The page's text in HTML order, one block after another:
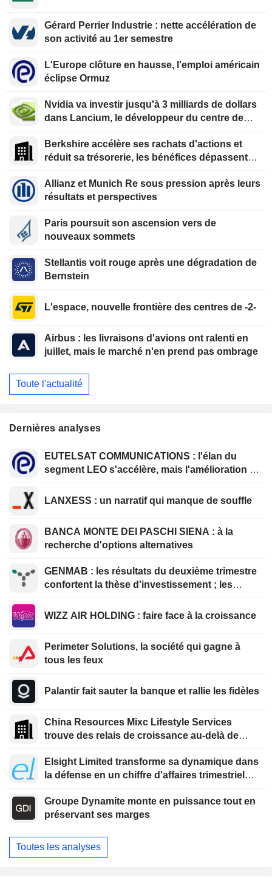
Gérard Perrier Industrie : nette accélération de
son activité au 1er semestre
L'Europe clôture en hausse, l'emploi américain
éclipse Ormuz
Nvidia va investir jusqu'à 3 milliards de dollars
dans Lancium, le développeur du centre de
Berkshire accélère ses rachats d'actions et
réduit sa trésorerie, les bénéfices dépassent
Allianz et Munich Re sous pression après leurs
résultats et perspectives
Paris poursuit son ascension vers de
nouveaux sommets
Stellantis voit rouge après une dégradation de
Bernstein
L'espace, nouvelle frontière des centres de -2-
Airbus : les livraisons d'avions ont ralenti en
juillet, mais le marché n'en prend pas ombrage
Toute l'actualité
Dernières analyses
EUTELSAT COMMUNICATIONS : l'élan du
segment LEO s'accélère, mais l'amélioration de
LANXESS : un narratif qui manque de souffle
BANCA MONTE DEI PASCHI SIENA : à la
recherche d'options alternatives
GENMAB : les résultats du deuxième trimestre
confortent la thèse d'investissement ; les
WIZZ AIR HOLDING : faire face à la croissance
Perimeter Solutions, la société qui gagne à
tous les feux
Palantir fait sauter la banque et rallie les fidèles
China Resources Mixc Lifestyle Services
trouve des relais de croissance au-delà de
Elsight Limited transforme sa dynamique dans
la défense en un chiffre d'affaires trimestriel
Groupe Dynamite monte en puissance tout en
préservant ses marges
Toutes les analyses